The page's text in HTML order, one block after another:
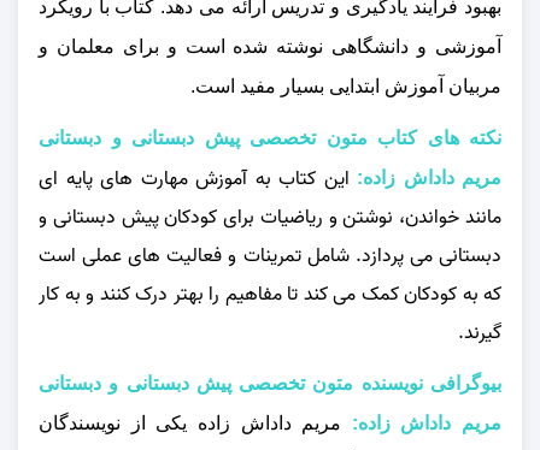
بهبود فرآیند یادگیری و تدریس ارائه می‌ دهد. کتاب با رویکرد
آموزشی و دانشگاهی نوشته شده است و برای معلمان و
مربیان آموزش ابتدایی بسیار مفید است.
نکته های کتاب متون تخصصی پیش دبستانی و دبستانی
مریم داداش زاده: این کتاب به آموزش مهارت‌ های پایه‌ ای
مانند خواندن، نوشتن و ریاضیات برای کودکان پیش دبستانی و
دبستانی می‌ پردازد. شامل تمرینات و فعالیت‌ های عملی است
که به کودکان کمک می‌ کند تا مفاهیم را بهتر درک کنند و به کار
گیرند.
بیوگرافی نویسنده متون تخصصی پیش دبستانی و دبستانی
مریم داداش زاده: مریم داداش‌ زاده یکی از نویسندگان